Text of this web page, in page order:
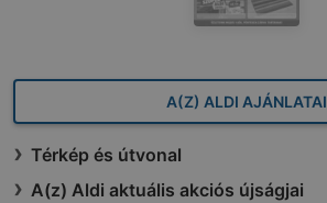
A(Z) ALDI AJÁNLATAI
Térkép és útvonal
A(z) Aldi aktuális akciós újságjai